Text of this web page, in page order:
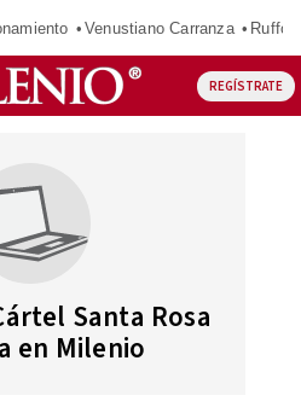
Venustiano Carranza Ruffo
REGÍSTRATE
Santa Rosa
en Milenio